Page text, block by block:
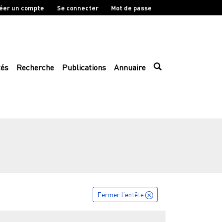
un compte Se connecter Mot de passe
Recherche Publications Annuaire
Fermer l'entête